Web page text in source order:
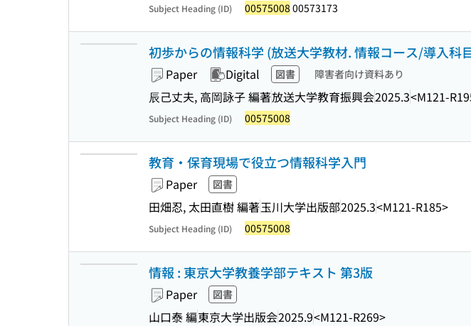
Subject Heading (ID) 00575008 00573173
初歩からの情報科学 (放送大学教材. 情報コース/導入科
Paper Digital 図書 障害者向け資料あり
辰己丈夫, 高岡詠子 編著放送大学教育振興会2025.3<M121-
Subject Heading (ID) 00575008
教育・保育現場で役立つ情報科学入門
Paper 図書
田畑忍, 太田直樹 編著玉川大学出版部2025.3<M121-R185>
Subject Heading (ID) 00575008
情報 : 東京大学教養学部テキスト 第3版
Paper 図書
山口泰 編東京大学出版会2025.9<M121-R269>